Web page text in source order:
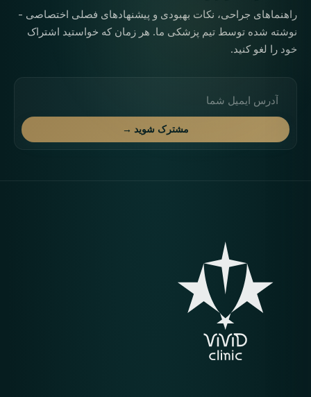
راهنماهای جراحی، نکات بهبودی و پیشنهادهای فصلی اختصاصی -
نوشته شده توسط تیم پزشکی ما. هر زمان که خواستید اشتراک
خود را لغو کنید.
مشترک شوید →